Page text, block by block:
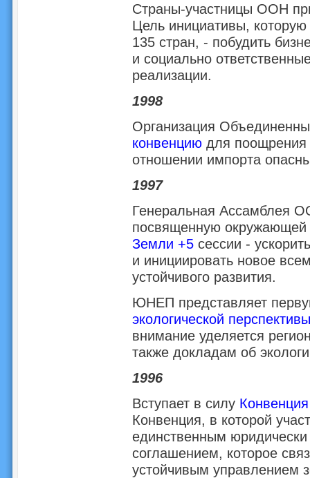
Страны-участницы ООН
Цель инициативы,
135 стран, - побудить
и социально
реализации.
1998
Организация
конвенциюдля поощрения
отношении импорта
1997
Генеральная Ассамблея
посвященную окружающей
Земли +5сессии -
и инициировать новое
устойчивого развития.
ЮНЕП представляет
экологической перспективы
внимание уделяется
также докладам об
1996
Вступает в силу
Конвенция, в которой
единственным
соглашением, которое
устойчивым управлением